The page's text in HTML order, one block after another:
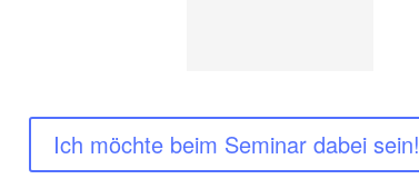
Ich möchte beim Seminar dabei sein!